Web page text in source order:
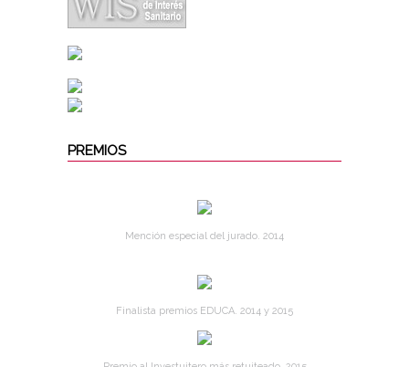
PREMIOS
Mención especial del jurado. 2014
Finalista premios EDUCA. 2014 y 2015